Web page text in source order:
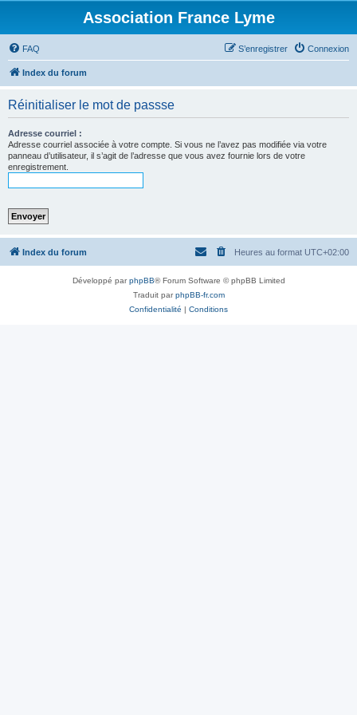
Association France Lyme
FAQ Connexion
S’enregistrer
Index du forum
Réinitialiser le mot de passse
Adresse courriel :
Adresse courriel associée à votre compte. Si vous ne l’avez pas modifiée via votre
panneau d’utilisateur, il s’agit de l’adresse que vous avez fournie lors de votre
enregistrement.
Index du forum Heures au format UTC+02:00
Développé parphpBB® Forum Software © phpBB Limited
Traduit parphpBB-fr.com
Confidentialité | Conditions